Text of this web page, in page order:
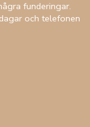
funderingar.
och telefonen